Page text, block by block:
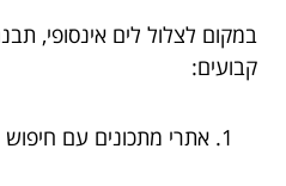
במקום לצלול לים אינסופי,
קבועים:
אתרי מתכונים עם חיפוש